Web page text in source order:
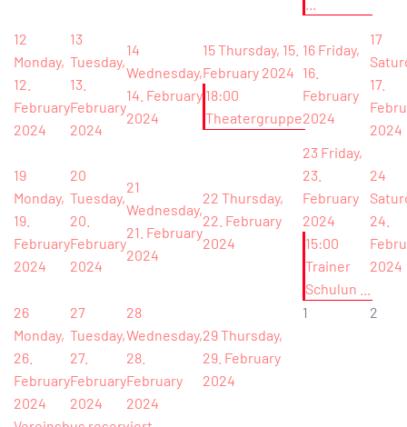
12
Monday,
12.
February
2024
13
Tuesday,
13.
February
2024
14
Wednesday,
14. February
2024
15Thursday, 15.
February 2024
18:00
Theatergruppe
16 Friday,
16.
February
2024
17
17.
2024
19
Monday,
19.
February
2024
20
Tuesday,
20.
February
2024
21
Wednesday,
21. February
2024
22 Thursday,
22. February
2024
23 Friday,
23.
February
2024
15:00
Trainer
Schulun ...
24
24.
2024
26
Monday,
26.
February
2024
27
Tuesday,
27.
February
2024
28
Wednesday,
28.
February
2024
29Thursday,
29. February
2024
1 2